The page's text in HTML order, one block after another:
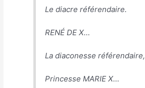
Le diacre référendaire.
RENÉ DE X…
La diaconesse référendaire,
Princesse MARIE X…